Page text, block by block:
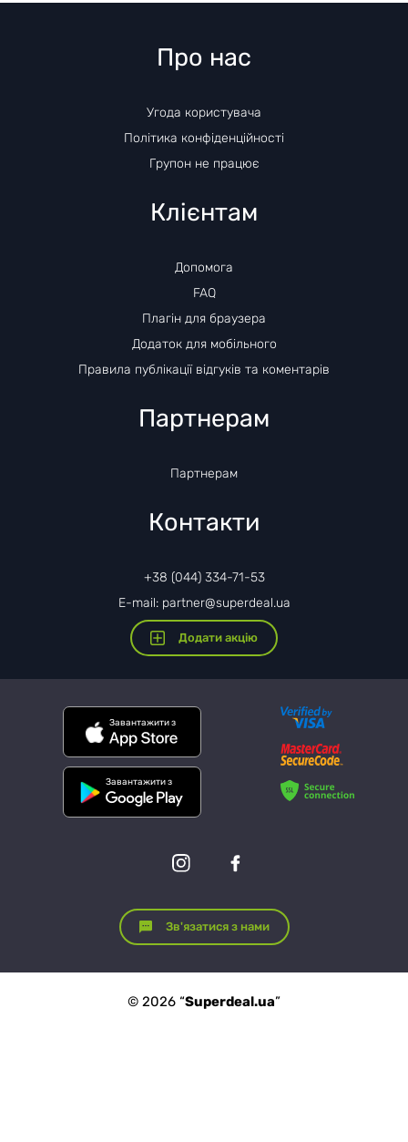
Про нас
Угода користувача
Політика конфіденційності
Групон не працює
Клієнтам
Допомога
FAQ
Плагін для браузера
Додаток для мобільного
Правила публікації відгуків та коментарів
Партнерам
Партнерам
Контакти
+38 (044) 334-71-53
E-mail: partner@superdeal.ua
Додати акцію
Завантажити з
Завантажити з
Зв'язатися з нами
© 2026 “Superdeal.ua”